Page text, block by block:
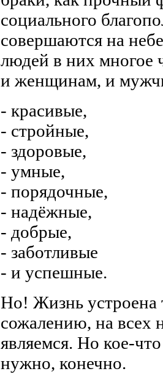
социального
совершаются на
людей в них многое
и женщинам, и
- красивые,
- стройные,
- здоровые,
- умные,
- порядочные,
- надёжные,
- добрые,
- заботливые
- и успешные.
Но! Жизнь устроена
сожалению, на всех
являемся. Но кое-
нужно, конечно.